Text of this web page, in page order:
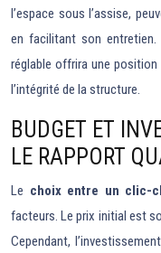
l’espace sous l’assise,
en facilitant son entretien.
réglable offrira une
l’intégrité de la structure.
BUDGET ET
LE RAPPORT
Le choix entre un clic-
facteurs. Le prix initial est
Cependant,